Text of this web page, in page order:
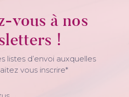
vous à nos
!
listes d’envoi auxquelles
vous inscrire*